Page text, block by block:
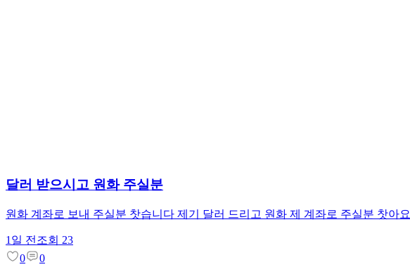
달러 받으시고 원화 주실분
원화 계좌로 보내 주실분 찻습니다 제기 달러 드리고 원화 제 계좌로 주실분 찻아요
1일 전 조회 23
0
0